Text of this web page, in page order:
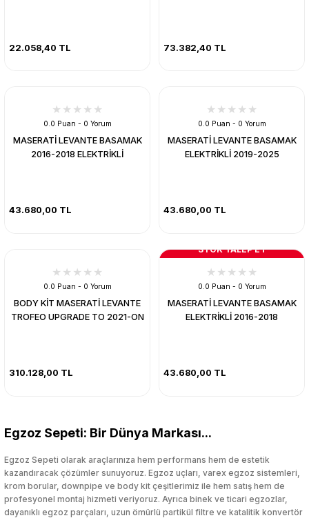
22.058,40 TL 73.382,40 TL
0.0 Puan - 0 Yorum
MASERATİ LEVANTE BASAMAK
2016-2018 ELEKTRİKLİ
43.680,00 TL
0.0 Puan - 0 Yorum
MASERATİ LEVANTE BASAMAK
ELEKTRİKLİ 2019-2025
43.680,00 TL
0.0 Puan - 0 Yorum
BODY KİT MASERATİ LEVANTE
TROFEO UPGRADE TO 2021-ON
310.128,00 TL
STOK TALEP ET
0.0 Puan - 0 Yorum
MASERATİ LEVANTE BASAMAK
ELEKTRİKLİ 2016-2018
43.680,00 TL
Egzoz Sepeti: Bir Dünya Markası...
Egzoz Sepeti olarak araçlarınıza hem performans hem de estetik
kazandıracak çözümler sunuyoruz. Egzoz uçları, varex egzoz sistemleri,
krom borular, downpipe ve body kit çeşitlerimiz ile hem satış hem de
profesyonel montaj hizmeti veriyoruz. Ayrıca binek ve ticari egzozlar,
dayanıklı egzoz parçaları, uzun ömürlü partikül filtre ve katalitik konvertör